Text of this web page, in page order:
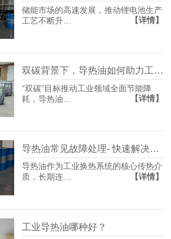
储能市场的高速发展，推动锂电池生产
工艺不断升…
【详情】
双碳背景下，导热油如何助力工业节能降碳
“双碳”目标推动工业领域全面节能降
耗，导热油…
【详情】
导热油常见故障处理- 快速解决不影响生产
导热油作为工业换热系统的核心传热介
质，长期连…
【详情】
工业导热油哪种好？